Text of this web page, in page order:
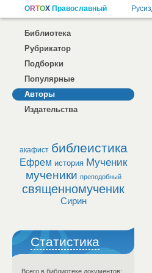
Библиотека
Рубрикатор
Подборки
Популярные
Авторы
Издательства
акафист библеистика
Ефрем история Мученик
мученики преподобный
священномученик
Сирин
Статистика
Всего в библиотеке документов: